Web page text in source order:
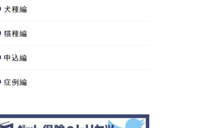
犬種編
猫種編
申込編
症例編